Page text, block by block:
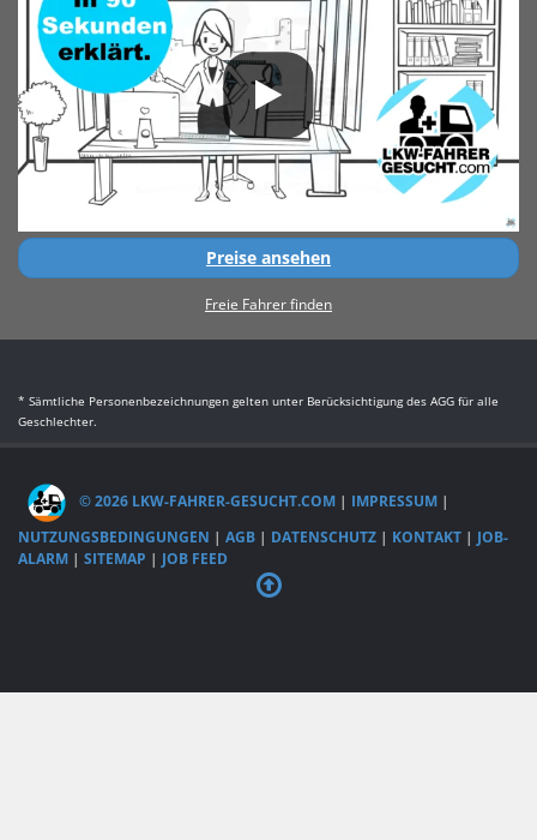
Preise ansehen
Freie Fahrer finden
* Sämtliche Personenbezeichnungen gelten unter Berücksichtigung des AGG für alle
Geschlechter.
© 2026 LKW-FAHRER-GESUCHT.COM | IMPRESSUM |
NUTZUNGSBEDINGUNGEN | AGB | DATENSCHUTZ | KONTAKT | JOB-
ALARM | SITEMAP | JOB FEED